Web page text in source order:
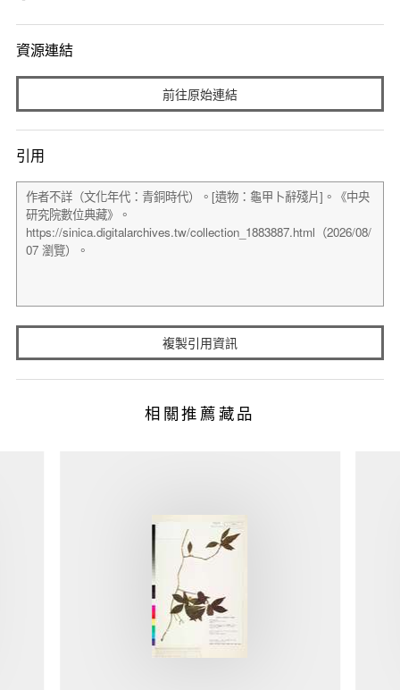
資源連結
前往原始連結
引用
複製引用資訊
相關推薦藏品